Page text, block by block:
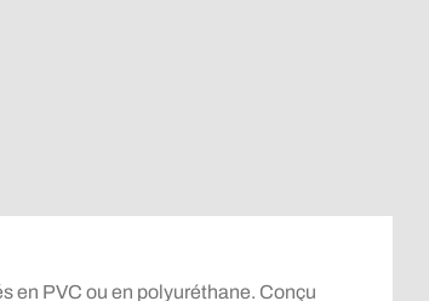
en PVC ou en polyuréthane. Conçu